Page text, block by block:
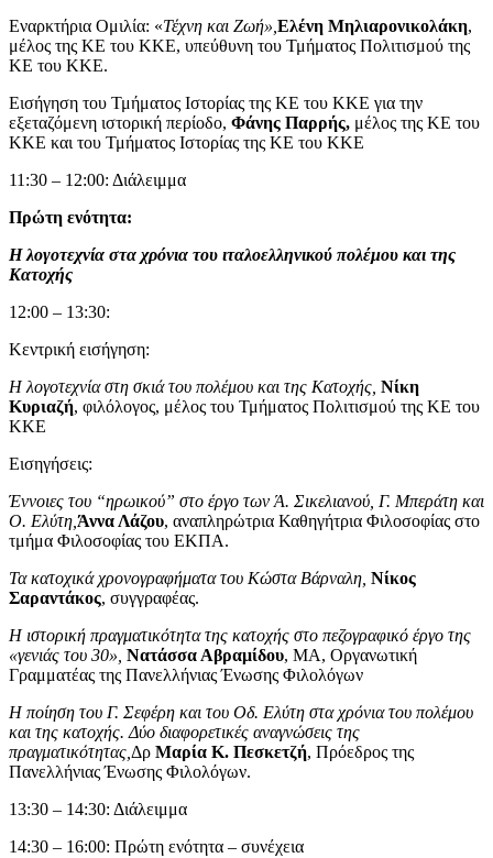
Εναρκτήρια Ομιλία: «Τέχνη και Ζωή»,Ελένη Μηλιαρονικολάκη,
μέλος της ΚΕ του ΚΚΕ, υπεύθυνη του Τμήματος Πολιτισμού της
ΚΕ του ΚΚΕ.
Εισήγηση του Τμήματος Ιστορίας της ΚΕ του ΚΚΕ για την
εξεταζόμενη ιστορική περίοδο, Φάνης Παρρής, μέλος της ΚΕ του
ΚΚΕ και του Τμήματος Ιστορίας της ΚΕ του ΚΚΕ
11:30 – 12:00: Διάλειμμα
Πρώτη ενότητα:
Η λογοτεχνία στα χρόνια του ιταλοελληνικού πολέμου και της
Κατοχής
12:00 – 13:30:
Κεντρική εισήγηση:
Η λογοτεχνία στη σκιά του πολέμου και της Κατοχής, Νίκη
Κυριαζή, φιλόλογος, μέλος του Τμήματος Πολιτισμού της ΚΕ του
ΚΚΕ
Εισηγήσεις:
Έννοιες του “ηρωικού” στο έργο των Ά. Σικελιανού, Γ. Μπεράτη και
Ο. Ελύτη,Άννα Λάζου, αναπληρώτρια Καθηγήτρια Φιλοσοφίας στο
τμήμα Φιλοσοφίας του ΕΚΠΑ.
Τα κατοχικά χρονογραφήματα του Κώστα Βάρναλη, Νίκος
Σαραντάκος, συγγραφέας.
Η ιστορική πραγματικότητα της κατοχής στο πεζογραφικό έργο της
«γενιάς του 30», Νατάσσα Αβραμίδου, ΜΑ, Οργανωτική
Γραμματέας της Πανελλήνιας Ένωσης Φιλολόγων
Η ποίηση του Γ. Σεφέρη και του Οδ. Ελύτη στα χρόνια του πολέμου
και της κατοχής. Δύο διαφορετικές αναγνώσεις της
πραγματικότητας,Δρ Μαρία Κ. Πεσκετζή, Πρόεδρος της
Πανελλήνιας Ένωσης Φιλολόγων.
13:30 – 14:30: Διάλειμμα
14:30 – 16:00: Πρώτη ενότητα – συνέχεια